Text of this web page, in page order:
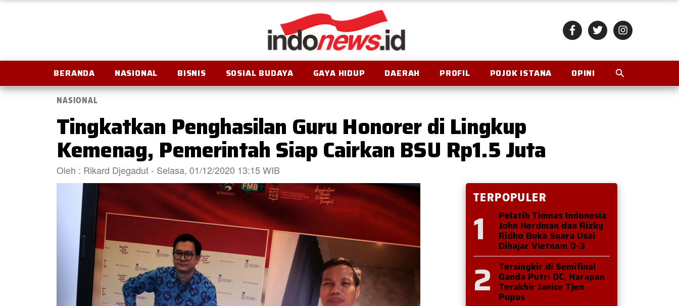
BERANDA NASIONAL BISNIS SOSIAL BUDAYA GAYA HIDUP DAERAH PROFIL POJOK ISTANA OPINI
NASIONAL
Tingkatkan Penghasilan Guru Honorer di Lingkup
Kemenag, Pemerintah Siap Cairkan BSU Rp1.5 Juta
Oleh : Rikard Djegadut - Selasa, 01/12/2020 13:15 WIB
TERPOPULER
1 Pelatih Timnas Indonesia
John Herdman dan Rizky
Ridho Buka Suara Usai
Dihajar Vietnam 0-3
2 Tersingkir di Semifinal
Ganda Putri DC, Harapan
Terakhir Janice Tjen
Pupus